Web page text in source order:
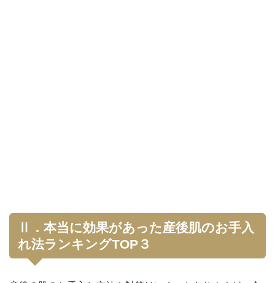
Ⅱ．本当に効果があった産後肌のお手入
れ法ランキングTOP３